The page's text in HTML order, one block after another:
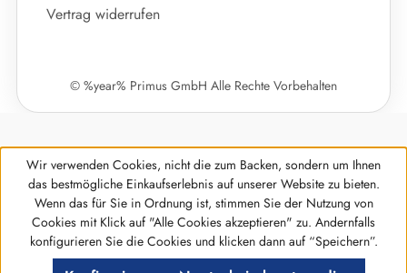
Vertrag widerrufen
© %year% Primus GmbH Alle Rechte Vorbehalten
Werkzeugleiste anzeigen
Wir verwenden Cookies, nicht die zum Backen, sondern um Ihnen
das bestmögliche Einkaufserlebnis auf unserer Website zu bieten.
Wenn das für Sie in Ordnung ist, stimmen Sie der Nutzung von
Cookies mit Klick auf "Alle Cookies akzeptieren" zu. Andernfalls
konfigurieren Sie die Cookies und klicken dann auf “Speichern”.